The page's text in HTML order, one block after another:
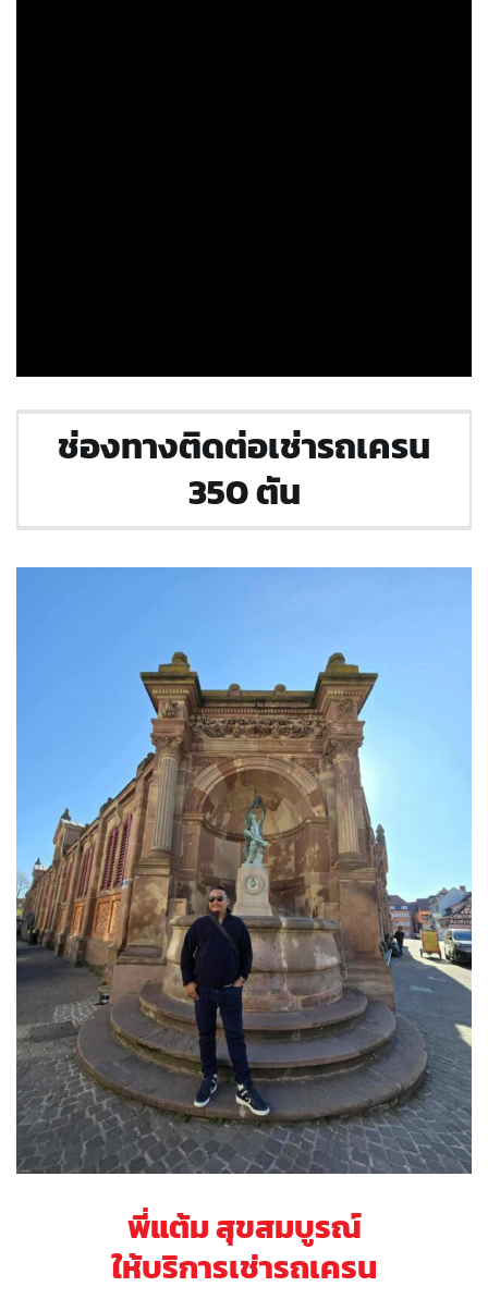
ช่องทางติดต่อเช่ารถเครน
350 ตัน
พี่แต้ม สุขสมบูรณ์
ให้บริการเช่ารถเครน